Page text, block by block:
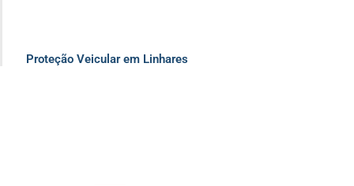
Proteção Veicular em Linhares